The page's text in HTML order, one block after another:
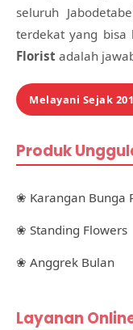
seluruh
terdekat yang bisa
Florist adalah
Melayani Sejak
Produk
❀ Karangan Bunga
❀ Standing Flowers
❀ Anggrek Bulan
Layanan